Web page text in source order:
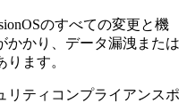
のすべての変更と機
かかり、データ漏洩または
ます。
リティコンプライアンスポ